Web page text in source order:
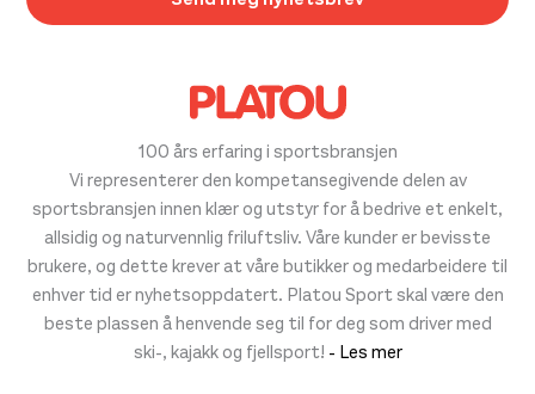
100 års erfaring i sportsbransjen
Vi representerer den kompetansegivende delen av
sportsbransjen innen klær og utstyr for å bedrive et enkelt,
allsidig og naturvennlig friluftsliv. Våre kunder er bevisste
brukere, og dette krever at våre butikker og medarbeidere til
enhver tid er nyhetsoppdatert. Platou Sport skal være den
beste plassen å henvende seg til for deg som driver med
ski-, kajakk og fjellsport! - Les mer